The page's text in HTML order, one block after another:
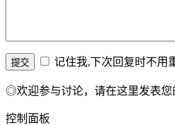
记住我,下次回复时不用
◎欢迎参与讨论，请在这里发表您
控制面板